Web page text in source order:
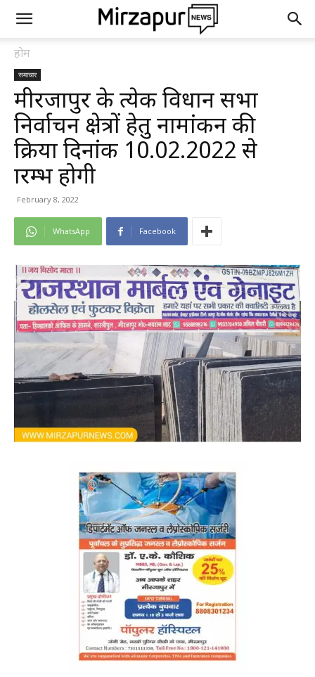
होम
समाचार
मीरजापुर के प्रत्येक विधान सभा
निर्वाचन क्षेत्रों हेतु नामांकन की
प्रक्रिया दिनांक 10.02.2022 से
प्रारम्भ होगी
February 8, 2022
WhatsApp Facebook